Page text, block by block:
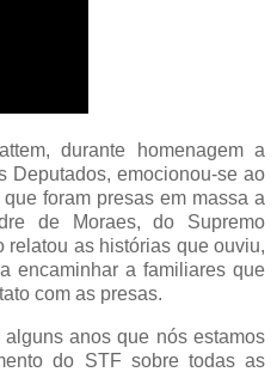
durante homenagem a
Deputados, emocionou-se ao
foram presas em massa a
de Moraes, do Supremo
relatou as histórias que ouviu,
encaminhar a familiares que
com as presas.
anos que nós estamos
do STF sobre todas as